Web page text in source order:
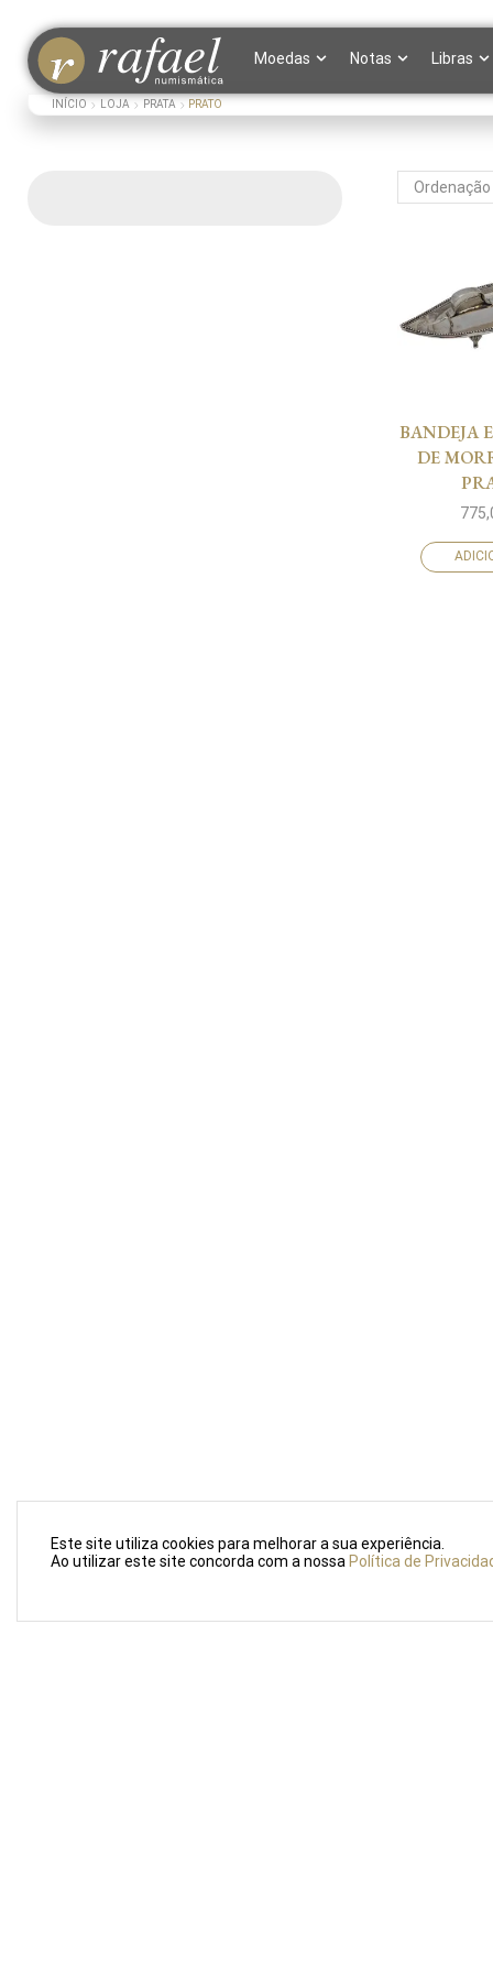
Moedas Notas Libras
INÍCIO LOJA PRATA PRATO
BANDEJA
DE
Este site utiliza cookies para melhorar a sua experiência.
Ao utilizar este site concorda com a nossa Política de